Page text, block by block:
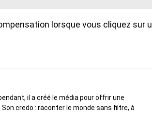
lorsque vous cliquez sur
il a créé le média pour offrir une
credo : raconter le monde sans filtre, à